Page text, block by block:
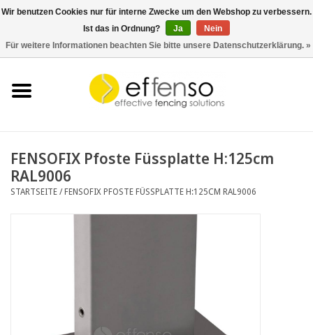
Beleuchtung
FENSOFIX Pfoste Füssplatte H:125cm
RAL9006
STARTSEITE /FENSOFIX PFOSTE FÜSSPLATTE H:125CM RAL9006
Wir benutzen Cookies nur für interne Zwecke um den Webshop zu verbessern.
Ist das in Ordnung?
Ja
Nein
Für weitere Informationen beachten Sie bitte unsere Datenschutzerklärung. »